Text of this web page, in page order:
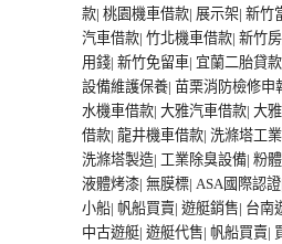
款| 桃園機車借款| 展示架| 新竹
汽車借款| 竹北機車借款| 新竹
用錢| 新竹免留車| 宜蘭二胎貸款
設備維護保養| 苗栗消防檢修申
水機車借款| 大雅汽車借款| 大
借款| 龍井機車借款| 洗滌塔工
洗滌塔製造| 工業除臭設備| 粉
液體烤漆| 無膜標| ASA國際認證
小船| 帆船買賣| 遊艇銷售| 台南
中古遊艇| 遊艇代售| 帆船買賣|